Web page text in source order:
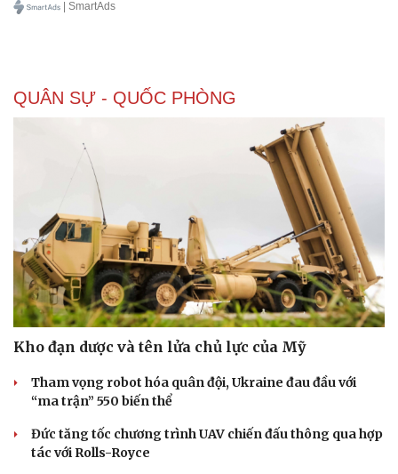
| SmartAds
QUÂN SỰ - QUỐC PHÒNG
Kho đạn dược và tên lửa chủ lực của Mỹ
Tham vọng robot hóa quân đội, Ukraine đau đầu với
“ma trận” 550 biến thể
Đức tăng tốc chương trình UAV chiến đấu thông qua hợp
tác với Rolls-Royce